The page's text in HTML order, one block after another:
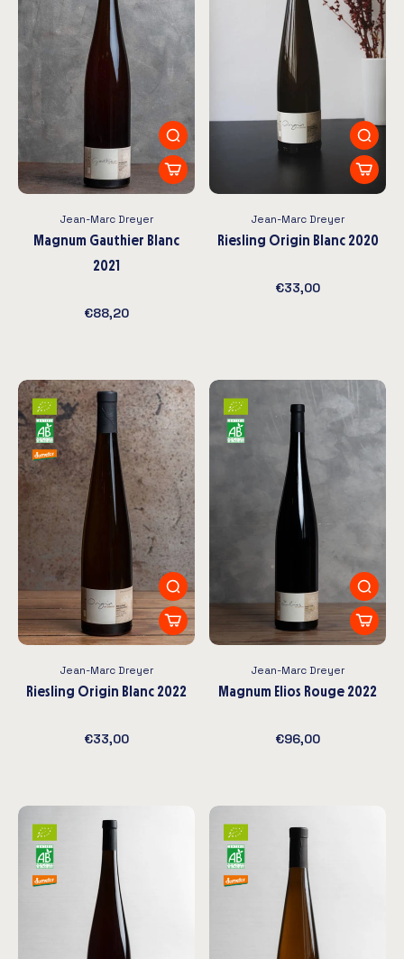
Jean-Marc Dreyer
Magnum Gauthier Blanc
2021
€88,20
Jean-Marc Dreyer
Riesling Origin Blanc 2020
€33,00
Jean-Marc Dreyer
Riesling Origin Blanc 2022
€33,00
Jean-Marc Dreyer
Magnum Elios Rouge 2022
€96,00